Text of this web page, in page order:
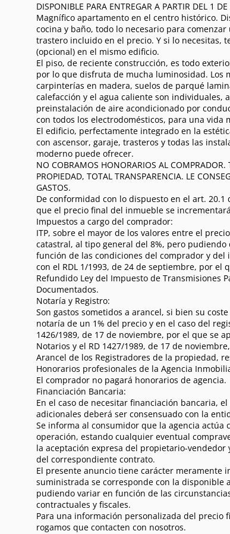
DISPONIBLE PARA ENTREGAR A PARTIR DEL 1
Magnífico apartamento en el centro histórico.
cocina y baño, todo lo necesario para
trastero incluido en el precio. Y si lo necesitas,
(opcional) en el mismo edificio.
El piso, de reciente construcción, es todo
por lo que disfruta de mucha luminosidad. Los
carpinterías en madera, suelos de parqué
calefacción y el agua caliente son individuales,
preinstalación de aire acondicionado por
con todos los electrodomésticos, para una vida
El edificio, perfectamente integrado en la
con ascensor, garaje, trasteros y todas las
moderno puede ofrecer.
NO COBRAMOS HONORARIOS AL COMPRADOR.
PROPIEDAD, TOTAL TRANSPARENCIA. LE
GASTOS.
De conformidad con lo dispuesto en el art. 20.1
que el precio final del inmueble se
Impuestos a cargo del comprador:
ITP, sobre el mayor de los valores entre el
catastral, al tipo general del 8%, pero pudiendo
función de las condiciones del comprador y
con el RDL 1/1993, de 24 de septiembre, por el
Refundido Ley del Impuesto de Transmisiones
Documentados.
Notaría y Registro:
Son gastos sometidos a arancel, si bien su
notaría de un 1% del precio y en el caso del
1426/1989, de 17 de noviembre, por el que se
Notarios y el RD 1427/1989, de 17 de
Arancel de los Registradores de la propiedad,
Honorarios profesionales de la Agencia
El comprador no pagará honorarios de agencia.
Financiación Bancaria:
En el caso de necesitar financiación bancaria,
adicionales deberá ser consensuado con la
Se informa al consumidor que la agencia actúa
operación, estando cualquier eventual
la aceptación expresa del propietario-
del correspondiente contrato.
El presente anuncio tiene carácter meramente
suministrada se corresponde con la disponible
pudiendo variar en función de las
contractuales y fiscales.
Para una información personalizada del precio
rogamos que contacten con nosotros.